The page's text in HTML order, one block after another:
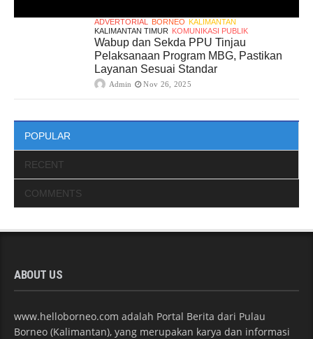
ADVERTORIAL BORNEO KALIMANTAN
KALIMANTAN TIMUR KOMUNIKASI PUBLIK
Wabup dan Sekda PPU Tinjau
Pelaksanaan Program MBG, Pastikan
Layanan Sesuai Standar
Admin Nov 26, 2025
POPULAR
RECENT
COMMENTS
ABOUT US
www.helloborneo.com adalah Portal Berita dari Pulau
Borneo (Kalimantan), yang merupakan karya dan informasi